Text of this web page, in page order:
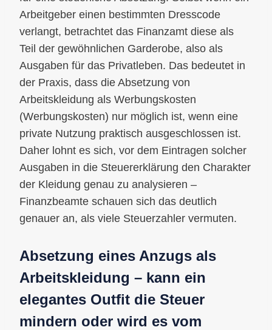
Arbeitgeber einen bestimmten Dresscode
verlangt, betrachtet das Finanzamt diese als
Teil der gewöhnlichen Garderobe, also als
Ausgaben für das Privatleben. Das bedeutet in
der Praxis, dass die Absetzung von
Arbeitskleidung als Werbungskosten
(Werbungskosten) nur möglich ist, wenn eine
private Nutzung praktisch ausgeschlossen ist.
Daher lohnt es sich, vor dem Eintragen solcher
Ausgaben in die Steuererklärung den Charakter
der Kleidung genau zu analysieren –
Finanzbeamte schauen sich das deutlich
genauer an, als viele Steuerzahler vermuten.
Absetzung eines Anzugs als
Arbeitskleidung – kann ein
elegantes Outfit die Steuer
mindern oder wird es vom